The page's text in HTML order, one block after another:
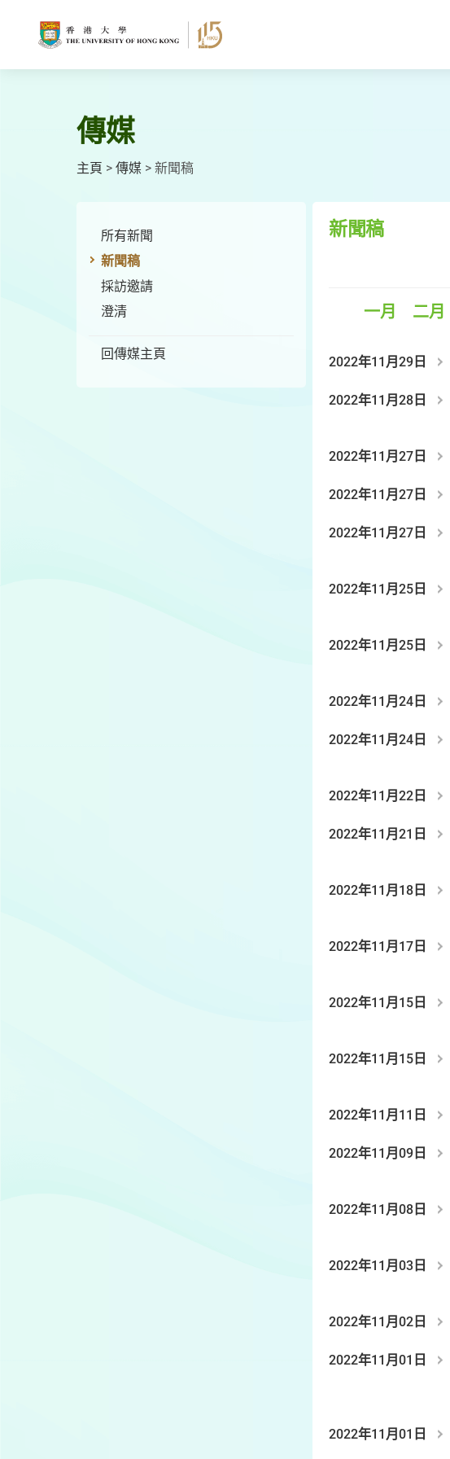
傳媒
主頁 > 傳媒 > 新聞稿
所有新聞
新聞稿
採訪邀請
澄清
回傳媒主頁
新聞稿
一月 二月
2022年11月29日
2022年11月28日
2022年11月27日
2022年11月27日
2022年11月27日
2022年11月25日
2022年11月25日
2022年11月24日
2022年11月24日
2022年11月22日
2022年11月21日
2022年11月18日
2022年11月17日
2022年11月15日
2022年11月15日
2022年11月11日
2022年11月09日
2022年11月08日
2022年11月03日
2022年11月02日
2022年11月01日
2022年11月01日